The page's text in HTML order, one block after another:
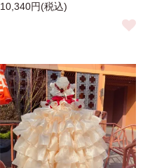
10,340円(税込)